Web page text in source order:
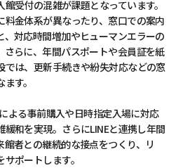
受付の混雑が課題となっています。
料金体系が異なったり、窓口での案内
、対応時間増加やヒューマンエラーの
らに、年間パスポートや会員証を紙
では、更新手続きや紛失対応などの窓
す。
よる事前購入や日時指定入場に対応
緩和を実現。さらにLINEと連携し年間
者との継続的な接点をつくり、リ
ポートします。